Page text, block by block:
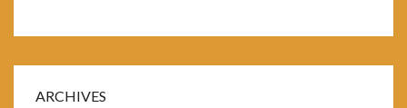
ARCHIVES